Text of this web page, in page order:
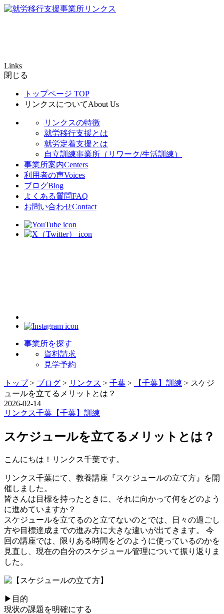
Links
閉じる
トップページ TOP
リンクスについてAbout Us
リンクスの特徴
就労移行支援とは
就労定着支援とは
自立訓練事業所（リワーク/生活訓練）
事業所案内Centers
利用者の声Voices
ブログBlog
よくある質問FAQ
お問い合わせContact
事業所を探す
資料請求
見学予約
トップ> ブログ > リンクス > 千葉 > 【千葉】訓練 > スケジ
ュールを立てるメリットとは？
2026-02-14
リンクス千葉 【千葉】訓練
スケジュールを立てるメリットとは？
こんにちは！リンクス千葉です。
リンクス千葉にて、教養講座『スケジュールの立て方』を開
催しました。
皆さんは目標を持ったときに、それに向かって何をどのよう
に進めていますか？
スケジュールを立てるのと立てないのとでは、日々の過ごし
方や目標達成までの進み方に大きな違いが出てきます。 今
回の講座では、限りある時間をどのように使っているのかを
見直し、現在の自分のスケジュール管理について振り返りま
した。
▶目的
現状の課題を明確にする